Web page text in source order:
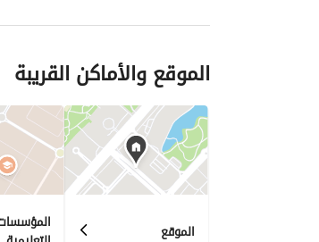
الموقع والأماكن القريبة
الموقع